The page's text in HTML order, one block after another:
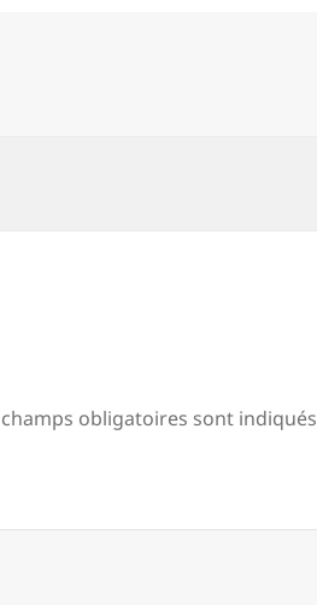
champs obligatoires sont indiqués